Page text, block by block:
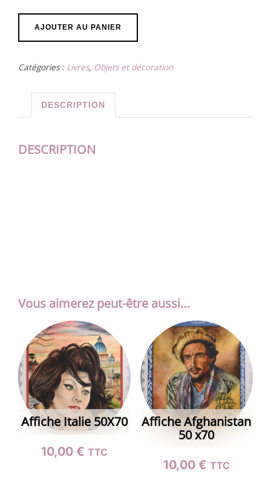
quantité
de
"Eclosion
AJOUTER AU PANIER
Catégories : Livres, Objets et décoration
DESCRIPTION
DESCRIPTION
Vous aimerez peut-être aussi…
Affiche Italie 50X70
10,00€ TTC
Affiche Afghanistan
50 x70
10,00 € TTC